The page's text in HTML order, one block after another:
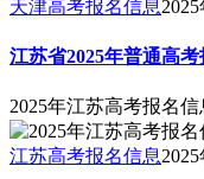
天津高考报名信息
江苏省2025年普通高考
2025年江苏高考报名
江苏高考报名信息